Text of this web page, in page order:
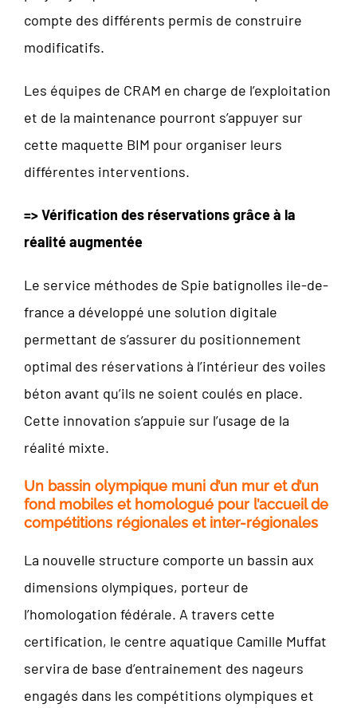
compte des différents permis de construire
modificatifs.
Les équipes de CRAM en charge de l’exploitation
et de la maintenance pourront s’appuyer sur
cette maquette BIM pour organiser leurs
différentes interventions.
=> Vérification des réservations grâce à la
réalité augmentée
Le service méthodes de Spie batignolles ile-de-
france a développé une solution digitale
permettant de s’assurer du positionnement
optimal des réservations à l’intérieur des voiles
béton avant qu’ils ne soient coulés en place.
Cette innovation s’appuie sur l’usage de la
réalité mixte.
Un bassin olympique muni d’un mur et d’un
fond mobiles et homologué pour l’accueil de
compétitions régionales et inter-régionales
La nouvelle structure comporte un bassin aux
dimensions olympiques, porteur de
l’homologation fédérale. A travers cette
certification, le centre aquatique Camille Muffat
servira de base d’entrainement des nageurs
engagés dans les compétitions olympiques et